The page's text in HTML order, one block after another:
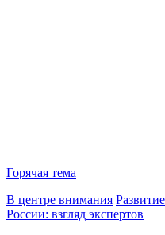
Горячая тема
В центре внимания
России: взгляд экспертов